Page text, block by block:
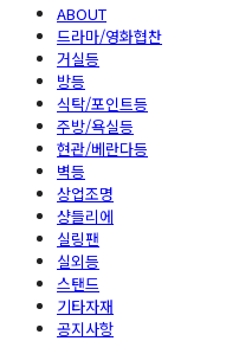
ABOUT
드라마/영화협찬
거실등
방등
식탁/포인트등
주방/욕실등
현관/베란다등
벽등
상업조명
샹들리에
실링팬
실외등
스탠드
기타자재
공지사항